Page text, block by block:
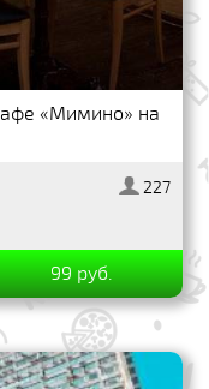
«Мимино» на
227
99 руб.